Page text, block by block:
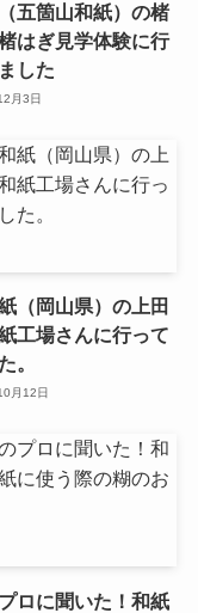
五箇山和紙）の楮
はぎ見学体験に行
した
月3日
（岡山県）の上田
工場さんに行って
。
月12日
ロに聞いた！和紙